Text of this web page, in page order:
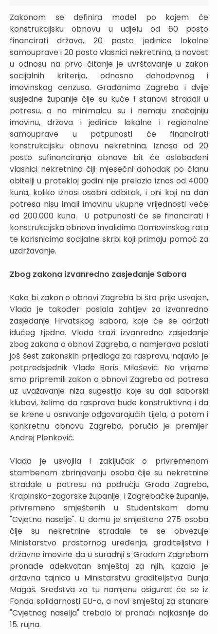
Zakonom se definira model po kojem će
konstrukcijsku obnovu u udjelu od 60 posto
financirati država, 20 posto jedinice lokalne
samouprave i 20 posto vlasnici nekretnina, a novost
u odnosu na prvo čitanje je uvrštavanje u zakon
socijalnih kriterija, odnosno dohodovnog i
imovinskog cenzusa. Građanima Zagreba i dvije
susjedne županije čije su kuće i stanovi stradali u
potresu, a na minimalcu su i nemaju značajniju
imovinu, država i jedinice lokalne i regionalne
samouprave u potpunosti će financirati
konstrukcijsku obnovu nekretnina. Iznosa od 20
posto sufinanciranja obnove bit će oslobođeni
vlasnici nekretnina čiji mjesečni dohodak po članu
obitelji u protekloj godini nije prelazio iznos od 4000
kuna, koliko iznosi osobni odbitak, i oni koji na dan
potresa nisu imali imovinu ukupne vrijednosti veće
od 200.000 kuna. U potpunosti će se financirati i
konstrukcijska obnova invalidima Domovinskog rata
te korisnicima socijalne skrbi koji primaju pomoć za
uzdržavanje.
Zbog zakona izvanredno zasjedanje Sabora
Kako bi zakon o obnovi Zagreba bi što prije usvojen,
Vlada je također poslala zahtjev za izvanredno
zasjedanje Hrvatskog sabora, koje će se održati
idućeg tjedna. Vlada traži izvanredno zasjedanje
zbog zakona o obnovi Zagreba, a namjerava poslati
još šest zakonskih prijedloga za raspravu, najavio je
potpredsjednik Vlade Boris Milošević. Na vrijeme
smo pripremili zakon o obnovi Zagreba od potresa
uz uvažavanje niza sugestija koje su dali saborski
klubovi, želimo da rasprava bude konstruktivna i da
se krene u osnivanje odgovarajućih tijela, a potom i
konkretnu obnovu Zagreba, poručio je premijer
Andrej Plenković.
Vlada je usvojila i zaključak o privremenom
stambenom zbrinjavanju osoba čije su nekretnine
stradale u potresu na području Grada Zagreba,
Krapinsko-zagorske županije i Zagrebačke županije,
privremeno smještenih u Studentskom domu
"Cvjetno naselje". U domu je smješteno 275 osoba
čije su nekretnine stradale te se obvezuje
Ministarstvo prostornog uređenja, graditeljstva i
državne imovine da u suradnji s Gradom Zagrebom
pronađe adekvatan smještaj za njih, kazala je
državna tajnica u Ministarstvu graditeljstva Dunja
Magaš. Sredstva za tu namjenu osigurat će se iz
Fonda solidarnosti EU-a, a novi smještaj za stanare
"Cvjetnog naselja" trebalo bi pronaći najkasnije do
15. rujna.